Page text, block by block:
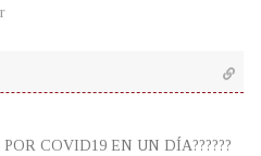
COVID19 EN UN DÍA??????